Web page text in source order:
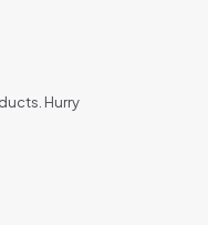
Hurry